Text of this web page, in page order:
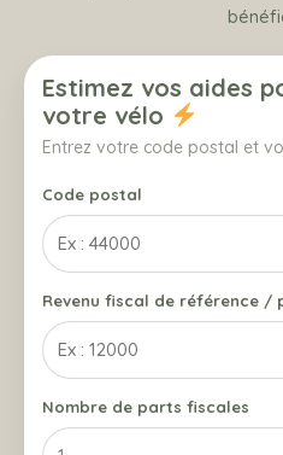
Estimez vos aides
votre vélo
Entrez votre code postal et
Code postal
Revenu fiscal de référence /
Nombre de parts fiscales